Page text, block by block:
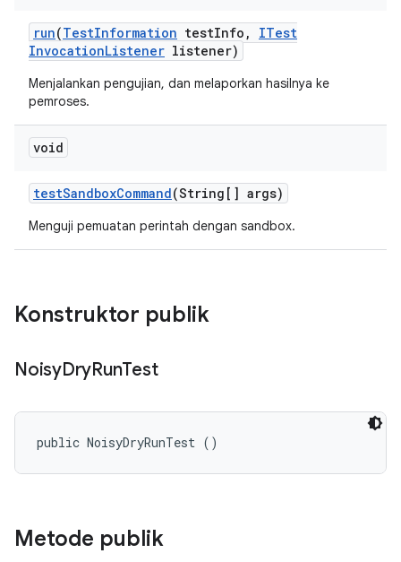
run(TestInformation testInfo ,
ITest
InvocationListener listener)
Menjalankan pengujian, dan melaporkan hasilnya ke
pemroses.
void
testSandboxCommand(String[] args)
Menguji pemuatan perintah dengan sandbox.
Konstruktor publik
NoisyDryRunTest
public NoisyDryRunTest ()
Metode publik